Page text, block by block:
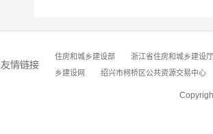
住房和城乡建设部 浙江省住房和城乡建设厅
乡建设网
绍兴市柯桥区公共资源交易中心